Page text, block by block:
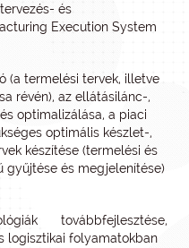
és
Execution System
(a termelési tervek, illetve
révén), az ellátásilánc-,
optimalizálása, a piaci
optimális készlet-,
készítése (termelési és
gyűjtése és megjelenítése)
továbbfejlesztése,
logisztikai folyamatokban